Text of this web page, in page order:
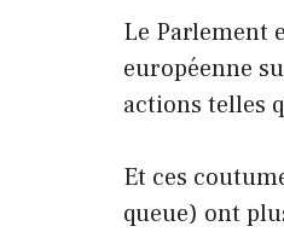
Le Parlement
européenne
actions telles
Et ces
queue) ont